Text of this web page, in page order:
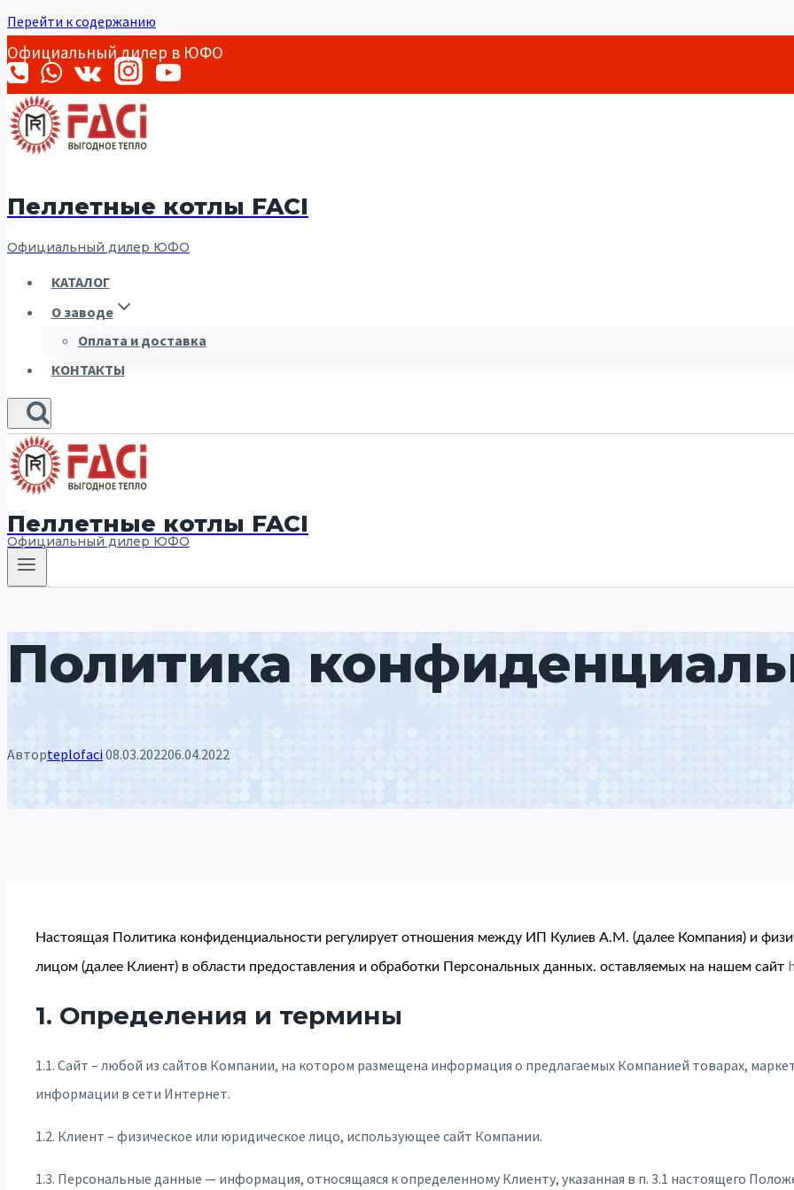
Перейти к содержанию
Официальный дилер в ЮФО
Пеллетные котлы FACI
Официальный дилер ЮФО
КАТАЛОГ
О заводе
Оплата и доставка
КОНТАКТЫ
Пеллетные котлы FACI
Официальный дилер ЮФО
Политика
Авторteplofaci08.03.202206.04.2022
Настоящая Политика конфиденциальности регулирует отношения между ИП Кулиев А.М. (далее Компания) и
лицом (далее Клиент) в области предоставления и обработки Персональных данных. оставляемых на нашем сайт
1. Определения и термины
1.1. Сайт – любой из сайтов Компании, на котором размещена информация о предлагаемых Компанией товарах,
информации в сети Интернет.
1.2. Клиент – физическое или юридическое лицо, использующее сайт Компании.
1.3. Персональные данные — информация, относящаяся к определенному Клиенту, указанная в п. 3.1 настоящего